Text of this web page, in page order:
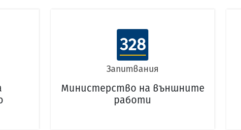
328
Запитвания
Министерство на външните
работи